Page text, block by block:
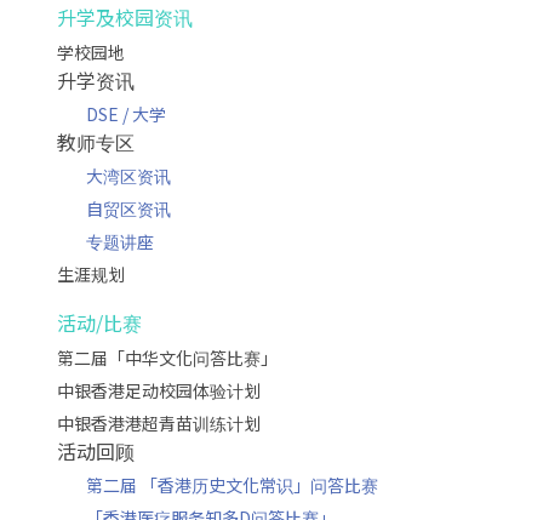
升学及校园资讯
学校园地
升学资讯
DSE / 大学
教师专区
大湾区资讯
自贸区资讯
专题讲座
生涯规划
活动/比赛
第二届「中华文化问答比赛」
中银香港足动校园体验计划
中银香港港超青苗训练计划
活动回顾
第二届 「香港历史文化常识」问答比赛